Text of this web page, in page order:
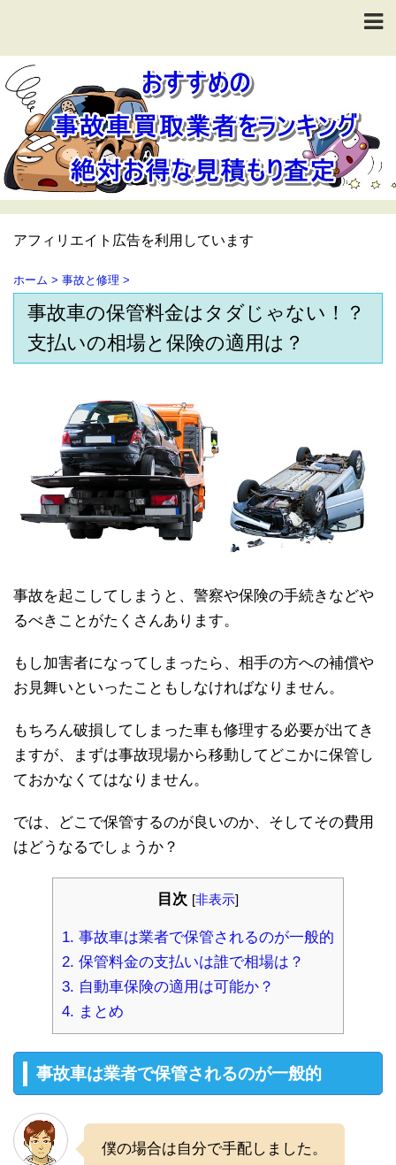
アフィリエイト広告を利用しています
ホーム > 事故と修理 >
事故車の保管料金はタダじゃない！？
支払いの相場と保険の適用は？
事故を起こしてしまうと、警察や保険の手続きなどや
るべきことがたくさんあります。
もし加害者になってしまったら、相手の方への補償や
お見舞いといったこともしなければなりません。
もちろん破損してしまった車も修理する必要が出てき
ますが、まずは事故現場から移動してどこかに保管し
ておかなくてはなりません。
では、どこで保管するのが良いのか、そしてその費用
はどうなるでしょうか？
目次 [非表示]
1. 事故車は業者で保管されるのが一般的
2. 保管料金の支払いは誰で相場は？
3. 自動車保険の適用は可能か？
4. まとめ
事故車は業者で保管されるのが一般的
僕の場合は自分で手配しました。